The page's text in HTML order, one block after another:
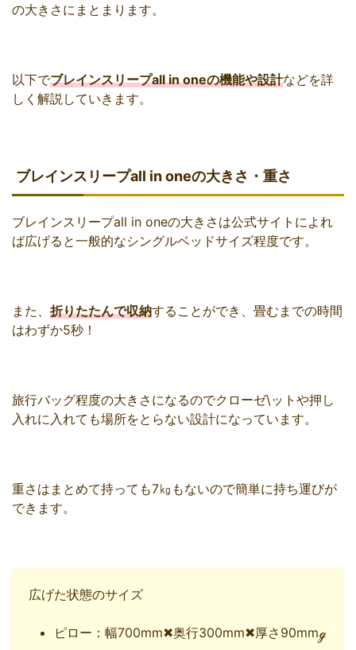
の大きさにまとまります。
以下でブレインスリープall in oneの機能や設計などを詳
しく解説していきます。
ブレインスリープall in oneの大きさ・重さ
ブレインスリープall in oneの大きさは公式サイトによれ
ば広げると一般的なシングルベッドサイズ程度です。
また、 折りたたんで収納することができ、畳むまでの時間
はわずか5秒！
旅行バッグ程度の大きさになるのでクローゼ\ットや押し
入れに入れても場所をとらない設計になっています。
重さはまとめて持っても7㎏もないので簡単に持ち運びが
できます。
広げた状態のサイズ
ピロー：幅700mm✖奥行300mm✖厚さ90mmℊ